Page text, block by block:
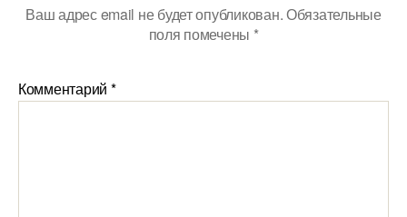
Ваш адрес email не будет опубликован.Обязательные
поля помечены *
Комментарий *